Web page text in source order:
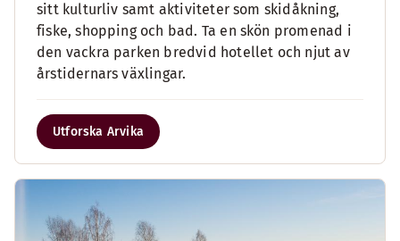
sitt kulturliv samt aktiviteter som skidåkning,
fiske, shopping och bad. Ta en skön promenad i
den vackra parken bredvid hotellet och njut av
årstidernars växlingar.
Utforska Arvika